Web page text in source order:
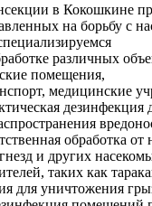
в Кокошкине
на борьбу с
различных
помещения,
, медицинские
дезинфекция
обработка
и других
таких как
для уничтожения